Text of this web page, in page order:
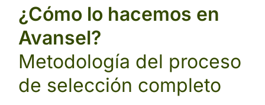
¿Cómo lo hacemos en
Avansel?
Metodología del proceso
de selección completo